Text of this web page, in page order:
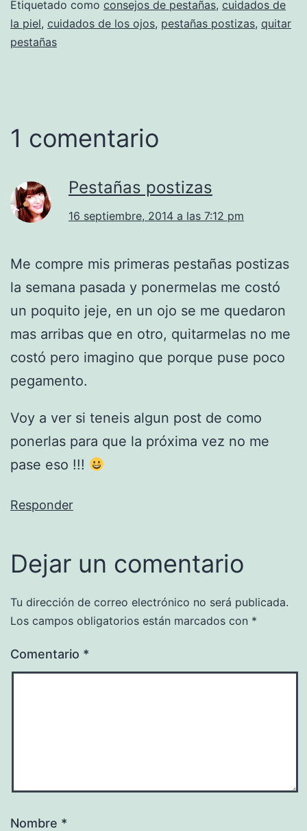
Etiquetado como consejos de pestañas, cuidados de
la piel, cuidados de los ojos, pestañas postizas, quitar
pestañas
1 comentario
Pestañas postizas
16 septiembre, 2014 a las 7:12 pm
Me compre mis primeras pestañas postizas
la semana pasada y ponermelas me costó
un poquito jeje, en un ojo se me quedaron
mas arribas que en otro, quitarmelas no me
costó pero imagino que porque puse poco
pegamento.
Voy a ver si teneis algun post de como
ponerlas para que la próxima vez no me
pase eso !!!
Responder
Dejar un comentario
Tu dirección de correo electrónico no será publicada.
Los campos obligatorios están marcados con *
Comentario *
Nombre *